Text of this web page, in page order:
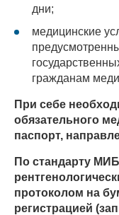
дни;
медицинские
гражданам
При себе
обязательного
паспорт,
По стандарту
протоколом на
регистрацией